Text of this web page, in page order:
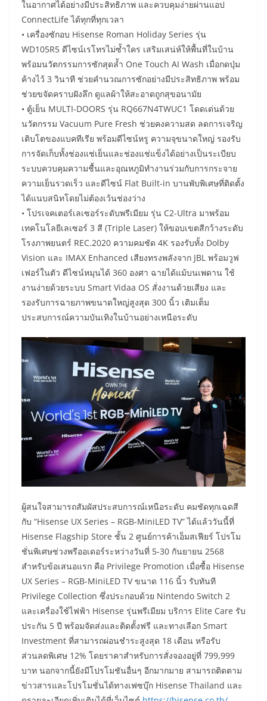
ในอากาศได้อย่างมีประสิทธิภาพ และควบคุมง่ายผ่านแอป
ConnectLife ได้ทุกที่ทุกเวลา
• เครื่องซักอบ Hisense Roman Holiday Series รุ่น
WD105R5 ดีไซน์เรโทรไม่ซ้ำใคร เสริมเสน่ห์ให้พื้นที่ในบ้าน
พร้อมนวัตกรรมการซักสุดล้ำ One Touch AI Wash เมื่อกดปุ่ม
ค้างไว้ 3 วินาที ช่วยคำนวณการซักอย่างมีประสิทธิภาพ พร้อม
ช่วยขจัดคราบฝังลึก ดูแลผ้าให้สะอาดถูกสุขอนามัย
• ตู้เย็น MULTI-DOORS รุ่น RQ667N4TWUC1 โดดเด่นด้วย
นวัตกรรม Vacuum Pure Fresh ช่วยคงความสด ลดการเจริญ
เติบโตของแบคทีเรีย พร้อมดีไซน์หรู ความจุขนาดใหญ่ รองรับ
การจัดเก็บทั้งช่องแช่เย็นและช่องแช่แข็งได้อย่างเป็นระเบียบ
ระบบควบคุมความชื้นและอุณหภูมิทำงานร่วมกับการกระจาย
ความเย็นรวดเร็ว และดีไซน์ Flat Built-in บานพับพิเศษที่ติดตั้ง
ได้แนบสนิทโดยไม่ต้องเว้นช่องว่าง
• โปรเจคเตอร์เลเซอร์ระดับพรีเมียม รุ่น C2-Ultra มาพร้อม
เทคโนโลยีเลเซอร์ 3 สี (Triple Laser) ให้ขอบเขตสีกว้างระดับ
โรงภาพยนตร์ REC.2020 ความคมชัด 4K รองรับทั้ง Dolby
Vision และ IMAX Enhanced เสียงทรงพลังจาก JBL พร้อมวูฟ
เฟอร์ในตัว ดีไซน์หมุนได้ 360 องศา ฉายได้แม้บนเพดาน ใช้
งานง่ายด้วยระบบ Smart Vidaa OS สั่งงานด้วยเสียง และ
รองรับการฉายภาพขนาดใหญ่สูงสุด 300 นิ้ว เติมเต็ม
ประสบการณ์ความบันเทิงในบ้านอย่างเหนือระดับ
ผู้สนใจสามารถสัมผัสประสบการณ์เหนือระดับ คมชัดทุกเฉดสี
กับ “Hisense UX Series – RGB-MiniLED TV” ได้แล้ววันนี้ที่
Hisense Flagship Store ชั้น 2 ศูนย์การค้าเอ็มสเฟียร์ โปรโม
ชั่นพิเศษช่วงพรีออเดอร์ระหว่างวันที่ 5-30 กันยายน 2568
สำหรับข้อเสนอแรก คือ Privilege Promotion เมื่อซื้อ Hisense
UX Series – RGB-MiniLED TV ขนาด 116 นิ้ว รับทันที
Privilege Collection ซึ่งประกอบด้วย Nintendo Switch 2
และเครื่องใช้ไฟฟ้า Hisense รุ่นพรีเมียม บริการ Elite Care รับ
ประกัน 5 ปี พร้อมจัดส่งและติดตั้งฟรี และทางเลือก Smart
Investment ที่สามารถผ่อนชำระสูงสุด 18 เดือน หรือรับ
ส่วนลดพิเศษ 12% โดยราคาสำหรับการสั่งจองอยู่ที่ 799,999
บาท นอกจากนี้ยังมีโปรโมชันอื่นๆ อีกมากมาย สามารถติดตาม
ข่าวสารและโปรโมชั่นได้ทางเฟซบุ๊ก Hisense Thailand และ